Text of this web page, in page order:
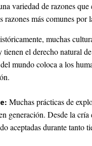
variedad de razones
más comunes por
muchas
tienen el derecho natural
mundo coloca a los
Muchas prácticas de
generación. Desde la
aceptadas durante tanto